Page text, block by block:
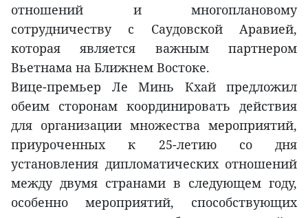
отношений и многоплановому
сотрудничеству с Саудовской Аравией,
которая является важным партнером
Вьетнама на Ближнем Востоке.
Вице-премьер Ле Минь Кхай предложил
обеим сторонам координировать действия
для организации множества мероприятий,
приуроченных к 25-летию со дня
установления дипломатических отношений
между двумя странами в следующем году,
особенно мероприятий, способствующих